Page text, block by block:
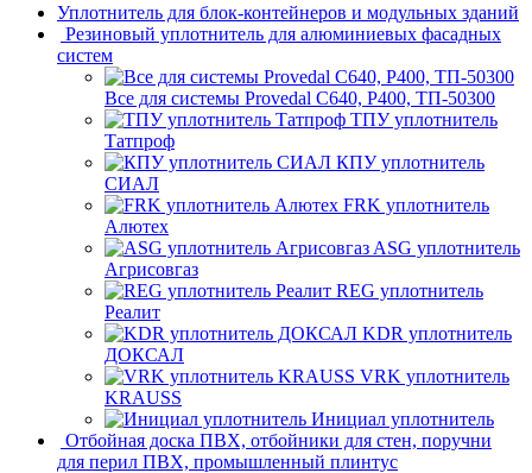
Уплотнитель для блок-контейнеров и модульных зданий
Резиновый уплотнитель для алюминиевых фасадных
систем
Все для системы Provedal С640, Р400, ТП-50300
ТПУ уплотнитель
Татпроф
КПУ уплотнитель
СИАЛ
FRK уплотнитель
Алютех
ASG уплотнитель
Агрисовгаз
REG уплотнитель
Реалит
KDR уплотнитель
ДОКСАЛ
VRK уплотнитель
KRAUSS
Инициал уплотнитель
Отбойная доска ПВХ, отбойники для стен, поручни
для перил ПВХ, промышленный плинтус